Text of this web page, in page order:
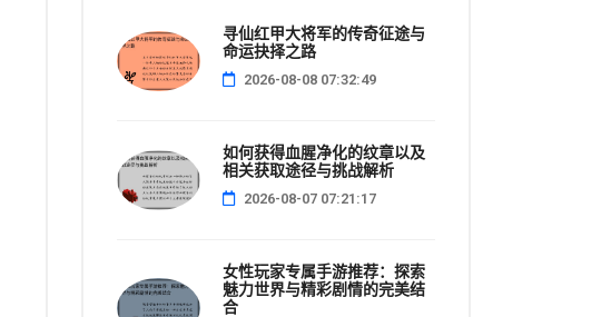
寻仙红甲大将军的传奇征途与
命运抉择之路
2026-08-08 07:32:49
如何获得血腥净化的纹章以及
相关获取途径与挑战解析
2026-08-07 07:21:17
女性玩家专属手游推荐：探索
魅力世界与精彩剧情的完美结
合